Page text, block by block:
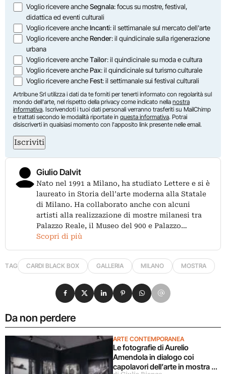
Opzioni
Voglio ricevere ancheSegnala: focus su mostre, festival,
didattica ed eventi culturali
Voglio ricevere ancheIncanti: il settimanale sul mercato dell'arte
Voglio ricevere ancheRender: il quindicinale sulla rigenerazione
urbana
Voglio ricevere ancheTailor: il quindicinale su moda e cultura
Voglio ricevere anchePax: il quindicinale sul turismo culturale
Voglio ricevere ancheFest: il settimanale sui festival culturali
Artribune Srl utilizza i dati da te forniti per tenerti informato con regolarità sul
mondo dell'arte, nel rispetto della privacy come indicato nella nostra
informativa. Iscrivendoti i tuoi dati personali verranno trasferiti su MailChimp
e trattati secondo le modalità riportate in questa informativa. Potrai
disiscriverti in qualsiasi momento con l'apposito link presente nelle email.
Iscriviti
Giulio Dalvit
Nato nel 1991 a Milano, ha studiato Lettere e si è
laureato in Storia dell’arte moderna alla Statale
di Milano. Ha collaborato anche con alcuni
artisti alla realizzazione di mostre milanesi tra
Palazzo Reale, il Museo del 900 e Palazzo…
Scopri di più
TAG CARDI BLACK BOX GALLERIA MILANO MOSTRA
Da non perdere
ARTE CONTEMPORANEA
Le fotografie di Aurelio
Amendola in dialogo coi
capolavori dell’arte in mostra a
Condividi su Facebook
Condividi su X
Condividi su LinkedIn
Condividi su Pinterest
Condividi su WhatsApp
Condividi su Email